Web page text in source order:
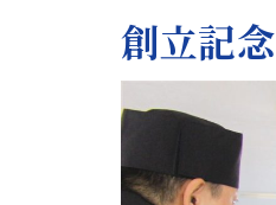
創立記